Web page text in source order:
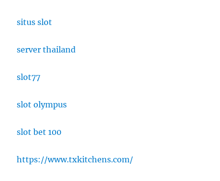
situs slot
server thailand
slot77
slot olympus
slot bet 100
https://www.txkitchens.com/